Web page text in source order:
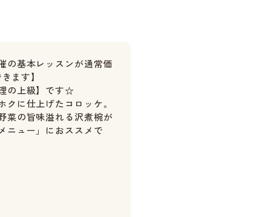
の基本レッスンが通常価
ます】
の上級】です☆
に仕上げたコロッケ。
菜の旨味溢れる沢煮椀が
ニュー」におススメで